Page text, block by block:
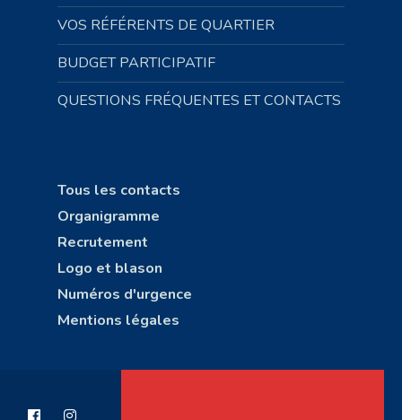
VOS RÉFÉRENTS DE QUARTIER
BUDGET PARTICIPATIF
QUESTIONS FRÉQUENTES ET CONTACTS
Tous les contacts
Organigramme
Recrutement
Logo et blason
Numéros d'urgence
Mentions légales